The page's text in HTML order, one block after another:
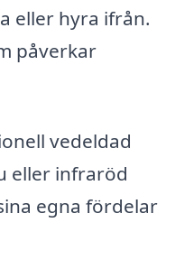
eller hyra ifrån.
påverkar
vedeldad
eller infraröd
egna fördelar